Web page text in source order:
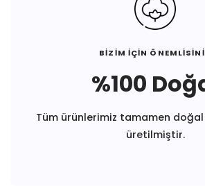
BİZİM İÇİN
%100
Tüm ürünlerimiz tamamen
üretilmiştir.